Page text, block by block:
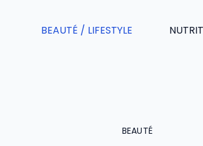
BEAUTÉ / LIFESTYLE
BEAUTÉ